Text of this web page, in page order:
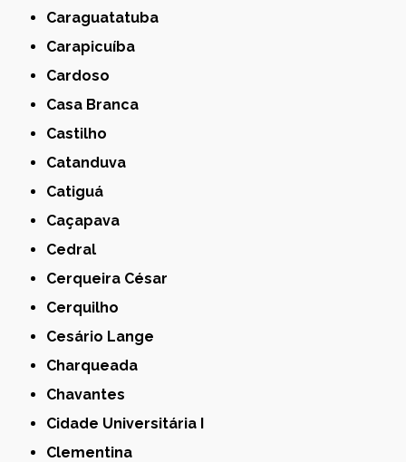
Caraguatatuba
Carapicuíba
Cardoso
Casa Branca
Castilho
Catanduva
Catiguá
Caçapava
Cedral
Cerqueira César
Cerquilho
Cesário Lange
Charqueada
Chavantes
Cidade Universitária I
Clementina